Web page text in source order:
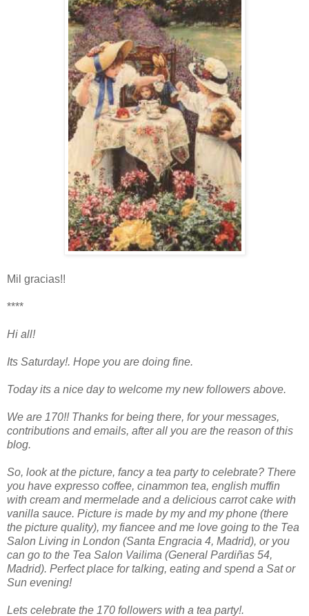
Mil gracias!!
****
Hi all!
Its Saturday!. Hope you are doing fine.
Today its a nice day to welcome my new followers above.
We are 170!! Thanks for being there, for your messages,
contributions and emails, after all you are the reason of this
blog.
So, look at the picture, fancy a tea party to celebrate? There
you have expresso coffee, cinammon tea, english muffin
with cream and mermelade and a delicious carrot cake with
vanilla sauce. Picture is made by my and my phone (there
the picture quality), my fiancee and me love going to the Tea
Salon Living in London (Santa Engracia 4, Madrid), or you
can go to the Tea Salon Vailima (General Pardiñas 54,
Madrid). Perfect place for talking, eating and spend a Sat or
Sun evening!
Lets celebrate the 170 followers with a tea party!.